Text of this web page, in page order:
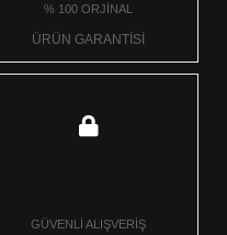
% 100 ORJİNAL
ÜRÜN GARANTİSİ
GÜVENLİ ALIŞVERİŞ